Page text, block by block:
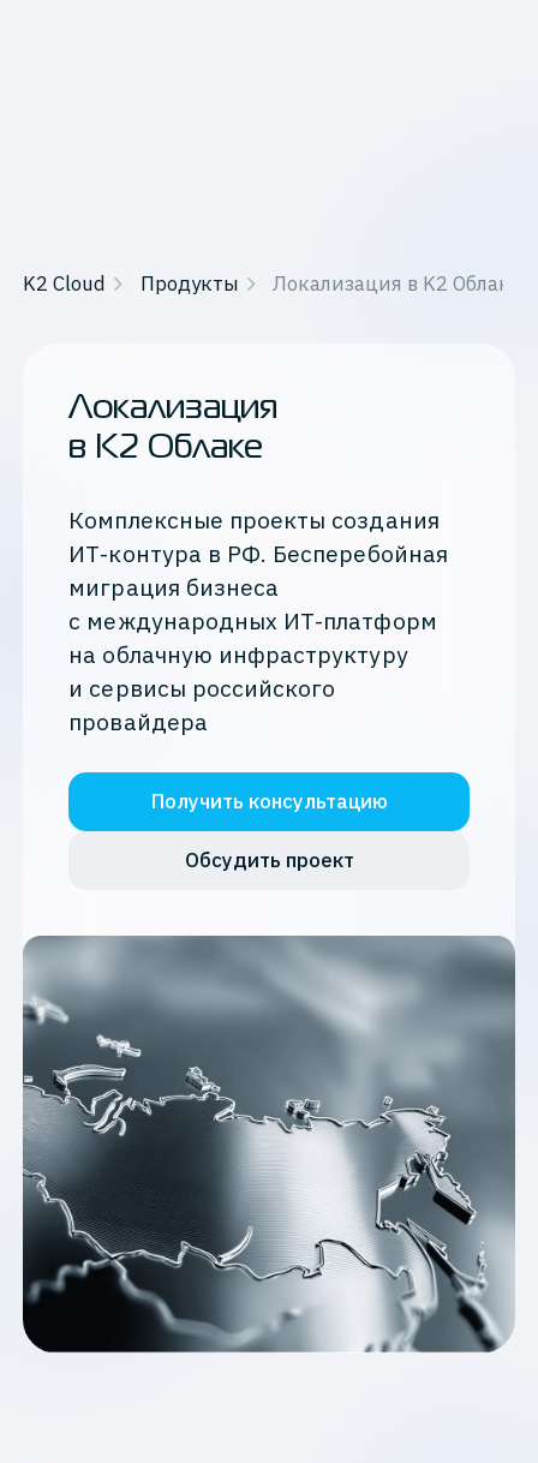
K2 Cloud Продукты Локализация в K2 Облаке
Локализация
в K2 Облаке
Комплексные проекты создания
ИТ-контура в РФ. Бесперебойная
миграция бизнеса
с международных ИТ-платформ
на облачную инфраструктуру
и сервисы российского
провайдера
Получить консультацию
Обсудить проект